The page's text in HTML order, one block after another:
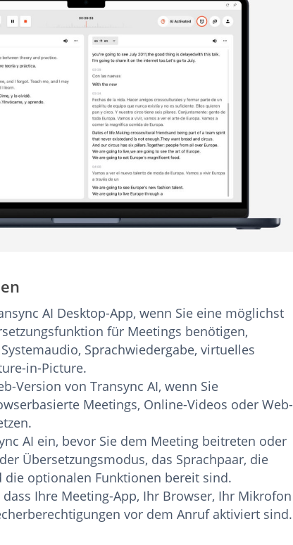
AI Desktop-App, wenn Sie eine möglichst
für Meetings benötigen,
Sprachwiedergabe, virtuelles
in-Picture.
Version von Transync AI, wenn Sie
Meetings, Online-Videos oder Web-
AI ein, bevor Sie dem Meeting beitreten oder
Übersetzungsmodus, das Sprachpaar, die
optionalen Funktionen bereit sind.
dass Ihre Meeting-App, Ihr Browser, Ihr Mikrofon
vor dem Anruf aktiviert sind.